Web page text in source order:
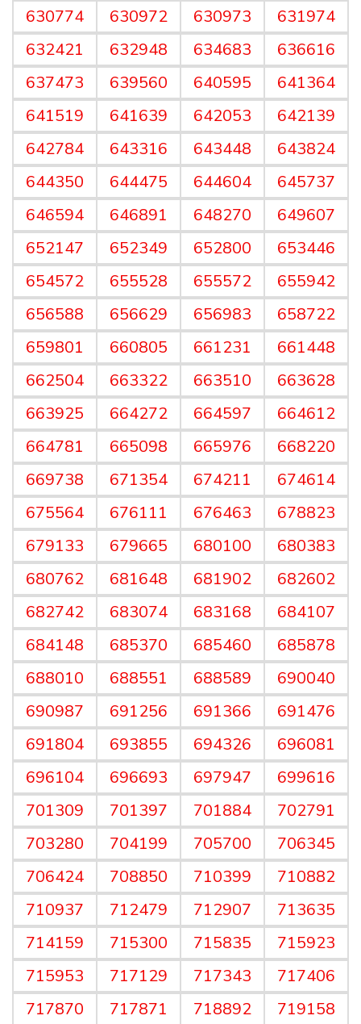
630774
630972 630973
631974
632421
632948 634683
636616
637473
639560 640595
641364
641519
641639 642053
642139
642784
643316 643448
643824
644350
644475 644604
645737
646594
646891 648270
649607
652147
652349 652800
653446
654572
655528 655572
655942
656588
656629 656983
658722
659801
660805 661231
661448
662504
663322 663510
663628
663925
664272 664597
664612
664781
665098 665976
668220
669738
671354 674211
674614
675564
676111 676463
678823
679133
679665 680100
680383
680762
681648 681902
682602
682742
683074 683168
684107
684148
685370 685460
685878
688010
688551 688589
690040
690987
691256 691366
691476
691804
693855 694326
696081
696104
696693 697947
699616
701309
701397 701884
702791
703280
704199 705700
706345
706424
708850 710399
710882
710937
712479 712907
713635
714159
715300 715835
715923
715953
717129 717343
717406
717870
717871 718892 719158